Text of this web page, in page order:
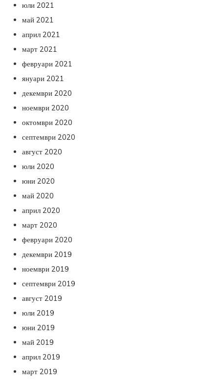
юли 2021
май 2021
април 2021
март 2021
февруари 2021
януари 2021
декември 2020
ноември 2020
октомври 2020
септември 2020
август 2020
юли 2020
юни 2020
май 2020
април 2020
март 2020
февруари 2020
декември 2019
ноември 2019
септември 2019
август 2019
юли 2019
юни 2019
май 2019
април 2019
март 2019